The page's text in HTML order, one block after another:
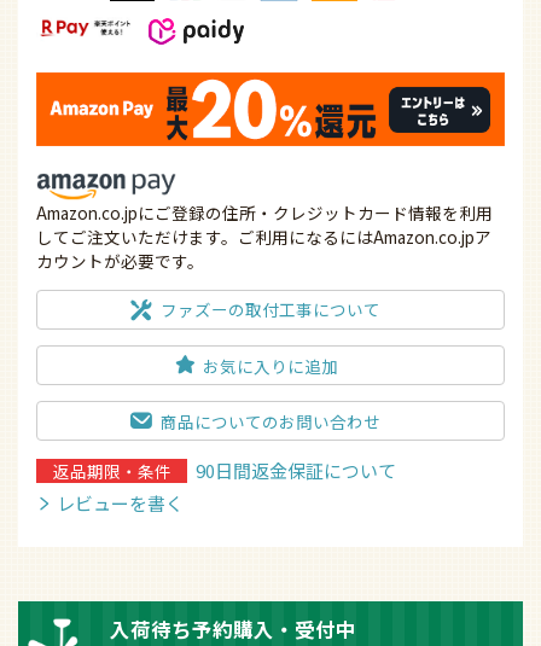
Amazon.co.jpにご登録の住所・クレジットカード情報を利用
してご注文いただけます。ご利用になるにはAmazon.co.jpア
カウントが必要です。
ファズーの取付工事について
お気に入りに追加
商品についてのお問い合わせ
返品期限・条件
90日間返金保証について
レビューを書く
入荷待ち予約購入・受付中